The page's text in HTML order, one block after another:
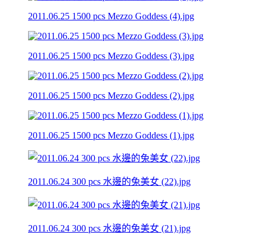
2011.06.25 1500 pcs Mezzo Goddess (4).jpg
2011.06.25 1500 pcs Mezzo Goddess (3).jpg
2011.06.25 1500 pcs Mezzo Goddess (2).jpg
2011.06.25 1500 pcs Mezzo Goddess (1).jpg
2011.06.24 300 pcs 水邊的兔美女 (22).jpg
2011.06.24 300 pcs 水邊的兔美女 (21).jpg